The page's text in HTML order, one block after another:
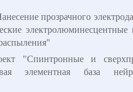
прозрачного
электролюминесцентные
"Спинтронные и
элементная база